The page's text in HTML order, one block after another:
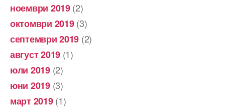
ноември 2019(2)
октомври 2019(3)
септември 2019 (2)
август 2019 (1)
юли 2019(2)
юни 2019(3)
март 2019(1)